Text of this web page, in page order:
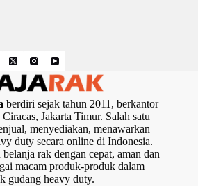
berdiri sejak tahun 2011, berkantor
Jakarta Timur. Salah satu
menyediakan, menawarkan
duty secara online di Indonesia.
rak dengan cepat, aman dan
macam produk-produk dalam
gudang heavy duty.